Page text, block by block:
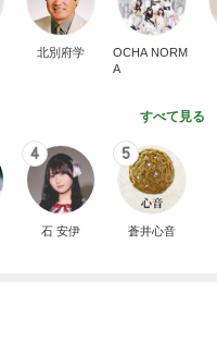
北別府学
OCHA NORM
A
すべて見る
4
石 安伊
5
蒼井心音